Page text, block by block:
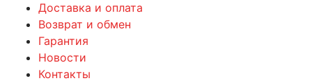
Доставка и оплата
Возврат и обмен
Гарантия
Новости
Контакты